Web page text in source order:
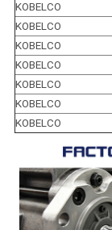
KOBELCO
KOBELCO
KOBELCO
KOBELCO
KOBELCO
KOBELCO
KOBELCO